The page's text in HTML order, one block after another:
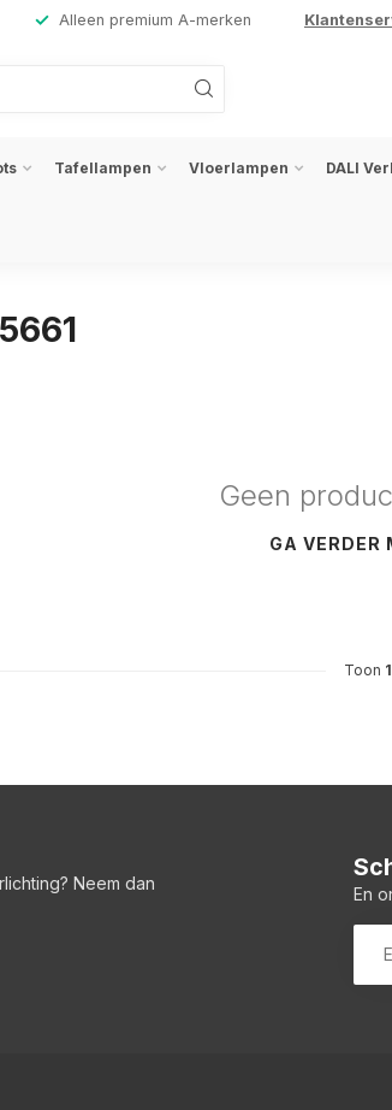
Alleen premium A-merken
Tafellampen Vloerlampen DALI
Geen
GA VERDER
Toon 1
Neem dan
En